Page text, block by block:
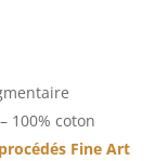
– 100% coton
Fine Art